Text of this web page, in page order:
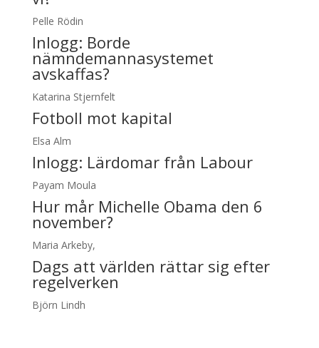
Pelle Rödin
Inlogg: Borde
nämndemannasystemet
avskaffas?
Katarina Stjernfelt
Fotboll mot kapital
Elsa Alm
Inlogg: Lärdomar från Labour
Payam Moula
Hur mår Michelle Obama den 6
november?
Maria Arkeby,
Dags att världen rättar sig efter
regelverken
Björn Lindh